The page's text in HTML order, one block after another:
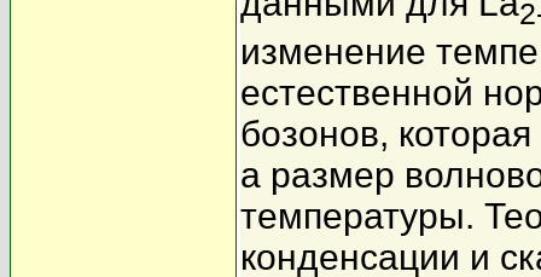
изменение
естественной
бозонов,
а размер
температуры.
конденсации и